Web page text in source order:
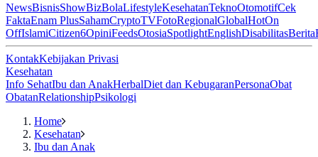
NewsBisnisShowBizBolaLifestyleKesehatanTeknoOtomotifCek
FaktaEnam PlusSahamCryptoTVFotoRegionalGlobalHotOn
OffIslamiCitizen6OpiniFeedsOtosiaSpotlightEnglishDisabilitasBerita
KontakKebijakan Privasi
Kesehatan
Info SehatIbu dan AnakHerbalDiet dan KebugaranPersonaObat
ObatanRelationshipPsikologi
Home
Kesehatan
Ibu dan Anak